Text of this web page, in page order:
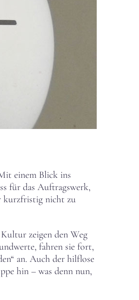
einem Blick ins
für das Auftragswerk,
kurzfristig nicht zu
zeigen den Weg
fahren sie fort,
an. Auch der hilflose
hin – was denn nun,